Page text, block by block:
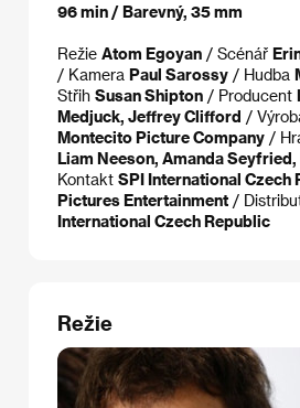
96 min / Barevný, 35 mm
Režie Atom Egoyan / Scénář
/ Kamera Paul Sarossy / Hudba
Střih Susan Shipton / Producent
Medjuck, Jeffrey Clifford /
Montecito Picture Company /
Liam Neeson, Amanda
Kontakt SPI International Czech
Pictures Entertainment /
International Czech Republic
Režie